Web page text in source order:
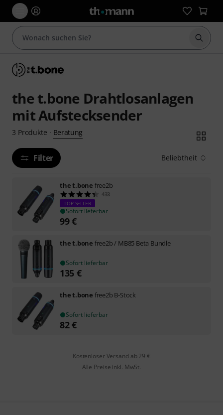
Suche
the t.bone Drahtlosanlagen
mit Aufstecksender
3 Produkte · Beratung
Filter Beliebtheit
the t.bone free2b
433
TOP-SELLER
Sofort lieferbar
99€
the t.bone free2b / MB85 Beta Bundle
Sofort lieferbar
135 €
the t.bone free2b B-Stock
Sofort lieferbar
82€
Kostenloser Versand ab 29 €
Alle Preise inkl. MwSt.